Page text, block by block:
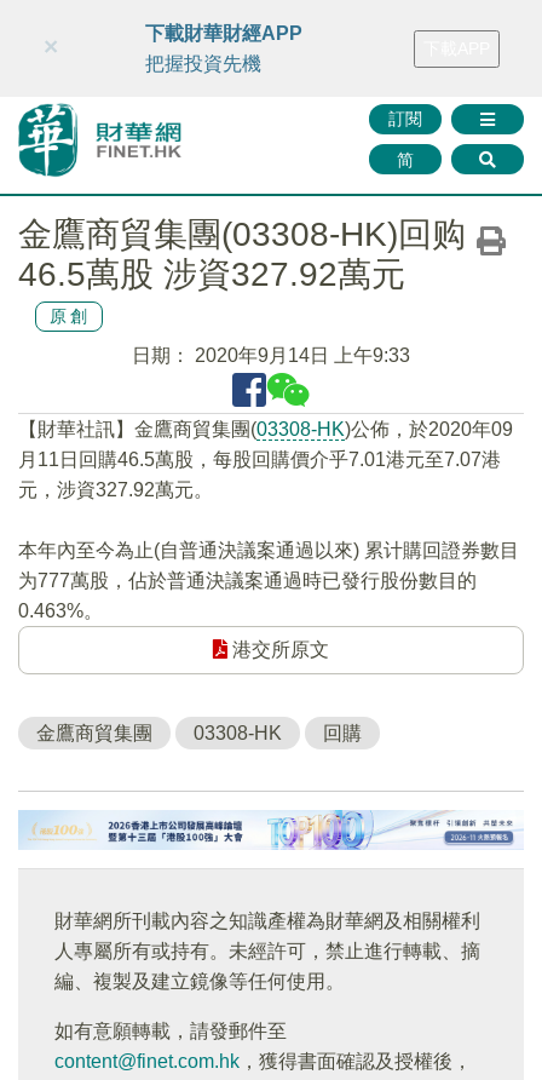
財華智庫網 FINTV FINMETA 財華證券 媒體矩陣
訂閱
简
×
下載財華財經APP
把握投資先機
金鷹商貿集團(03308-HK)回购
46.5萬股 涉資327.92萬元
原創
日期： 2020年9月14日 上午9:33
【財華社訊】金鷹商貿集團(03308-HK)公佈，於2020年09
月11日回購46.5萬股，每股回購價介乎7.01港元至7.07港
元，涉資327.92萬元。
本年內至今為止(自普通決議案通過以來) 累计購回證券數目
为777萬股，佔於普通決議案通過時已發行股份數目的
0.463%。
港交所原文
金鷹商貿集團 03308-HK 回購
財華網所刊載內容之知識產權為財華網及相關權利
人專屬所有或持有。未經許可，禁止進行轉載、摘
編、複製及建立鏡像等任何使用。
如有意願轉載，請發郵件至
content@finet.com.hk ，獲得書面確認及授權後，